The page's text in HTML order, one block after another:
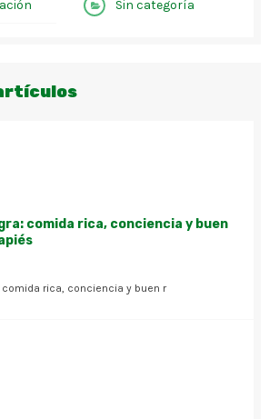
Sin categoría
comida rica, conciencia y buen
comida rica, conciencia y buen r